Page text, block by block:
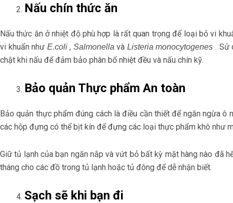
Nấu chín thức ăn
Nấu thức ăn ở nhiệt độ phù hợp là rất quan trọng để loại bỏ vi
vi khuẩn như E.coli, Salmonellavà Listeria monocytogenes . Sử
chật khi nấu để đảm bảo phân bổ nhiệt đều và nấu chín kỹ.
Bảo quản Thực phẩm An toàn
Bảo quản thực phẩm đúng cách là điều cần thiết để ngăn ngừa
các hộp đựng có thể bịt kín để đựng các loại thực phẩm khô như
Giữ tủ lạnh của bạn ngăn nắp và vứt bỏ bất kỳ mặt hàng nào đã
tháng cho các đồ trong tủ lạnh hoặc tủ đông để dễ nhận biết.
Sạch sẽ khi bạn đi